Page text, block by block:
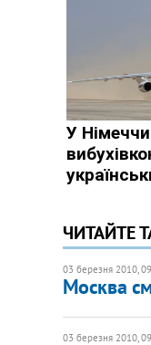
ЧИТАЙТЕ
03 березня 2010,
Москва
03 березня 2010,